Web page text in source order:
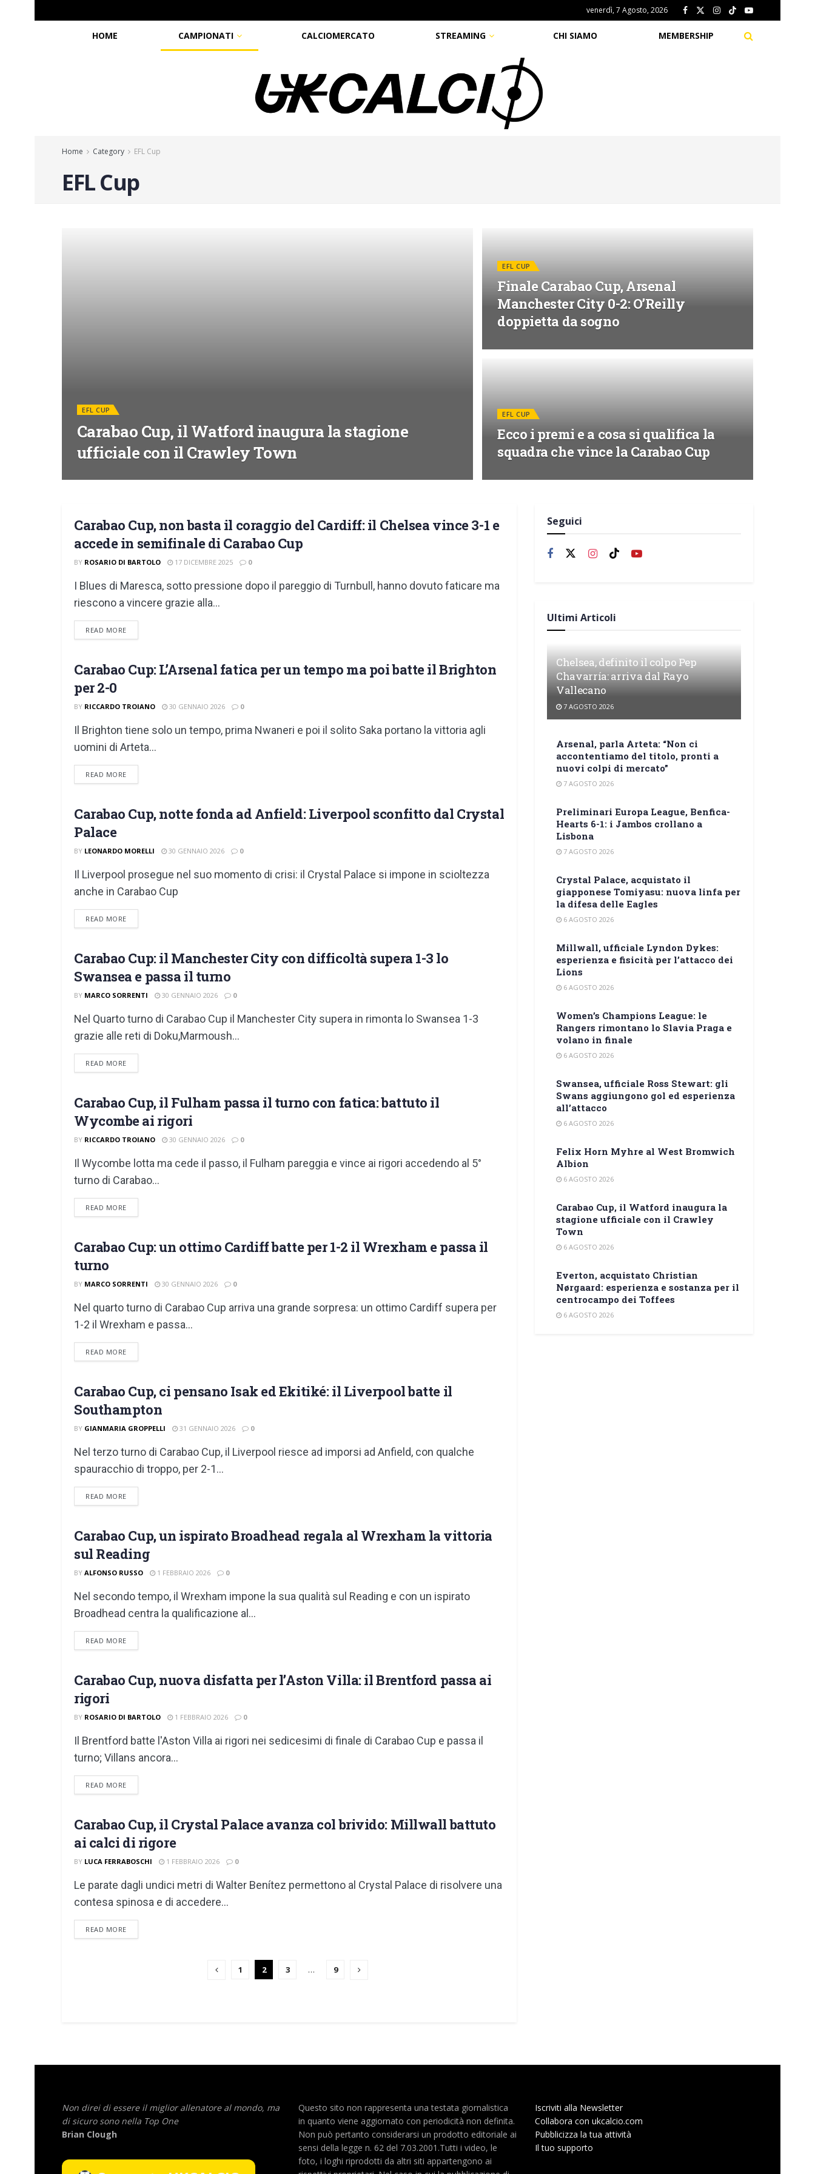
venerdì, 7 Agosto, 2026
HOME CAMPIONATI CALCIOMERCATO STREAMING CHI SIAMO MEMBERSHIP
Home Category EFL Cup
EFL Cup
EFL CUP
Carabao Cup, il Watford inaugura la stagione
ufficiale con il Crawley Town
EFL CUP
Finale Carabao Cup, Arsenal
Manchester City 0-2: O’Reilly
doppietta da sogno
EFL CUP
Ecco i premi e a cosa si qualifica la
squadra che vince la Carabao Cup
EFL CUP
Carabao Cup, non basta il coraggio del Cardiff: il Chelsea vince 3-1 e
accede in semifinale di Carabao Cup
BY ROSARIO DI BARTOLO 17 DICEMBRE 2025 0
I Blues di Maresca, sotto pressione dopo il pareggio di Turnbull, hanno dovuto faticare ma
riescono a vincere grazie alla...
READ MOREDETAILS
EFL CUP
Carabao Cup: L’Arsenal fatica per un tempo ma poi batte il Brighton
per 2-0
BY RICCARDO TROIANO 30 GENNAIO 2026 0
Il Brighton tiene solo un tempo, prima Nwaneri e poi il solito Saka portano la vittoria agli
uomini di Arteta...
READ MOREDETAILS
EFL CUP
Carabao Cup, notte fonda ad Anfield: Liverpool sconfitto dal Crystal
Palace
BY LEONARDO MORELLI 30 GENNAIO 2026 0
Il Liverpool prosegue nel suo momento di crisi: il Crystal Palace si impone in scioltezza
anche in Carabao Cup
READ MOREDETAILS
EFL CUP
Carabao Cup: il Manchester City con difficoltà supera 1-3 lo
Swansea e passa il turno
BY MARCO SORRENTI 30 GENNAIO 2026 0
Nel Quarto turno di Carabao Cup il Manchester City supera in rimonta lo Swansea 1-3
grazie alle reti di Doku,Marmoush...
READ MOREDETAILS
EFL CUP
Carabao Cup, il Fulham passa il turno con fatica: battuto il
Wycombe ai rigori
BY RICCARDO TROIANO 30 GENNAIO 2026 0
Il Wycombe lotta ma cede il passo, il Fulham pareggia e vince ai rigori accedendo al 5°
turno di Carabao...
READ MOREDETAILS
EFL CUP
Carabao Cup: un ottimo Cardiff batte per 1-2 il Wrexham e passa il
turno
BY MARCO SORRENTI 30 GENNAIO 2026 0
Nel quarto turno di Carabao Cup arriva una grande sorpresa: un ottimo Cardiff supera per
1-2 il Wrexham e passa...
READ MOREDETAILS
EFL CUP
Carabao Cup, ci pensano Isak ed Ekitiké: il Liverpool batte il
Southampton
BY GIANMARIA GROPPELLI 31 GENNAIO 2026 0
Nel terzo turno di Carabao Cup, il Liverpool riesce ad imporsi ad Anfield, con qualche
spauracchio di troppo, per 2-1...
READ MOREDETAILS
EFL CUP
Carabao Cup, un ispirato Broadhead regala al Wrexham la vittoria
sul Reading
BY ALFONSO RUSSO 1 FEBBRAIO 2026 0
Nel secondo tempo, il Wrexham impone la sua qualità sul Reading e con un ispirato
Broadhead centra la qualificazione al...
READ MOREDETAILS
EFL CUP
Carabao Cup, nuova disfatta per l’Aston Villa: il Brentford passa ai
rigori
BY ROSARIO DI BARTOLO 1 FEBBRAIO 2026 0
Il Brentford batte l'Aston Villa ai rigori nei sedicesimi di finale di Carabao Cup e passa il
turno; Villans ancora...
READ MOREDETAILS
EFL CUP
Carabao Cup, il Crystal Palace avanza col brivido: Millwall battuto
ai calci di rigore
BY LUCA FERRABOSCHI 1 FEBBRAIO 2026 0
Le parate dagli undici metri di Walter Benítez permettono al Crystal Palace di risolvere una
contesa spinosa e di accedere...
READ MOREDETAILS
1 2 3 … 9
Seguici
Ultimi Articoli
Chelsea, definito il colpo Pep
Chavarría: arriva dal Rayo
Vallecano
7 AGOSTO 2026
Arsenal, parla Arteta: “Non ci
accontentiamo del titolo, pronti a
nuovi colpi di mercato”
7 AGOSTO 2026
Preliminari Europa League, Benfica-
Hearts 6-1: i Jambos crollano a
Lisbona
7 AGOSTO 2026
Crystal Palace, acquistato il
giapponese Tomiyasu: nuova linfa per
la difesa delle Eagles
6 AGOSTO 2026
Millwall, ufficiale Lyndon Dykes:
esperienza e fisicità per l’attacco dei
Lions
6 AGOSTO 2026
Women’s Champions League: le
Rangers rimontano lo Slavia Praga e
volano in finale
6 AGOSTO 2026
Swansea, ufficiale Ross Stewart: gli
Swans aggiungono gol ed esperienza
all’attacco
6 AGOSTO 2026
Felix Horn Myhre al West Bromwich
Albion
6 AGOSTO 2026
Carabao Cup, il Watford inaugura la
stagione ufficiale con il Crawley
Town
6 AGOSTO 2026
Everton, acquistato Christian
Nørgaard: esperienza e sostanza per il
centrocampo dei Toffees
6 AGOSTO 2026
Non direi di essere il miglior allenatore al mondo, ma
di sicuro sono nella Top One
Brian Clough
Questo sito non rappresenta una testata giornalistica
in quanto viene aggiornato con periodicità non definita.
Non può pertanto considerarsi un prodotto editoriale ai
sensi della legge n. 62 del 7.03.2001.Tutti i video, le
foto, i loghi riprodotti da altri siti appartengono ai
Iscriviti alla Newsletter
Collabora con ukcalcio.com
Pubblicizza la tua attività
Il tuo supporto